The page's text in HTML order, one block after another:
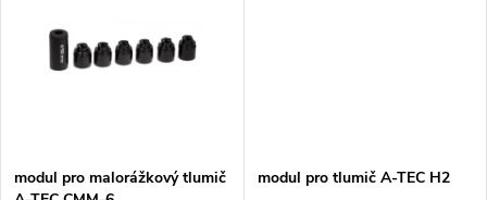
modul pro malorážkový tlumič
modul pro tlumič A-TEC H2